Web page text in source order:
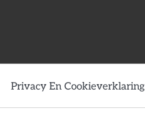
Privacy En Cookieverklaring